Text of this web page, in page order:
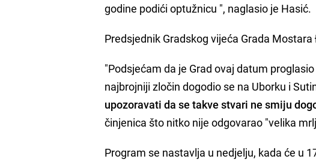
godine podići optužnicu ", naglasio je Hasić.
Predsjednik Gradskog vijeća Grada Mostara
"Podsjećam da je Grad ovaj datum
najbrojniji zločin dogodio se na Uborku i
upozoravati da se takve stvari ne smiju
činjenica što nitko nije odgovarao "velika
Program se nastavlja u nedjelju, kada će u